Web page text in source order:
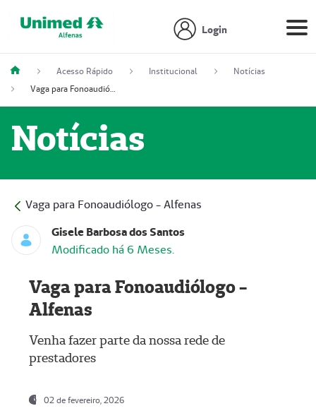
Login
Acesso Rápido Institucional
Notícias
Vaga para Fonoaudiólogo - Alfenas
Notícias
Vaga para Fonoaudiólogo - Alfenas
Gisele Barbosa dos Santos
Modificado há 6 Meses.
Vaga para Fonoaudiólogo -
Alfenas
Venha fazer parte da nossa rede de
prestadores
02 de fevereiro, 2026